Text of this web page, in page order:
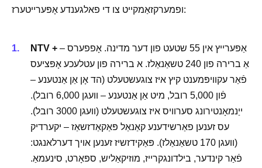
ופמערקזאַמקייט צו די פאלגענדע אָפּערייטערז:
NTV + – אַפּערייץ אין 55 שטעט פון דער מדינה. אָפפערס
אַ ברירה פון 240 טשאַנאַלז. א ברירה פון עטלעכע אָפּציעס
פֿאַר עקוויפּמענט קיץ איז צוגעשטעלט (הד אָן אַן אַנטענע –
פֿון 5,000 רובל, מיט אַן אַנטענע – וועגן 6,000 רובל).
ייַנמאָנטירונג סערוויס איז צוגעשטעלט (וועגן 3000 רובל).
עס זענען פאַרשידענע קאַנאַל פּאַקאַדזשאַז – יקערדיק
(וועגן 170 טשאַנאַלז). פּאַקידזשיז זענען אויך דערלאנגט:
פֿאַר קינדער, בילדונגקרייז, מוזיקאַליש, ספּאָרט, סינעמאַ.